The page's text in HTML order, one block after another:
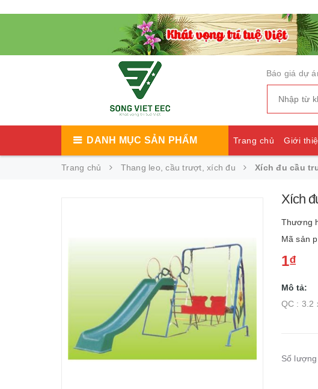
Báo giá dự
DANH MỤC SẢN PHẨM Trang chủ Giới
Cataloge
Trang chủ Thang leo, cầu trượt, xích đu Xích đu cầu
Xích
Thương
Mã sản
1₫
Mô tả:
Số lượng